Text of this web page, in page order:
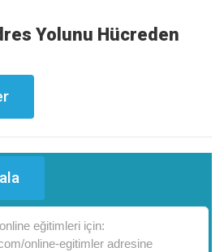
Yolunu Hücreden